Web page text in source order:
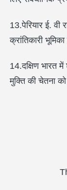
13.पेरियार ई. वी
क्रांतिकारी
14.दक्षिण भारत
मुक्ति की चेतना